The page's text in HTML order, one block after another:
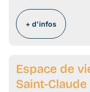
+ d'infos
Espace de
Saint-Claude